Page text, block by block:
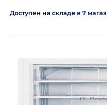
Доступен на складе в 7